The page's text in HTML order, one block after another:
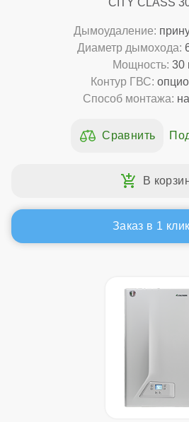
CITY CLASS
Дымоудаление:
Диаметр дымохода:
Мощность: 30
Контур ГВС:
Способ монтажа:
Заказ в 1 клик